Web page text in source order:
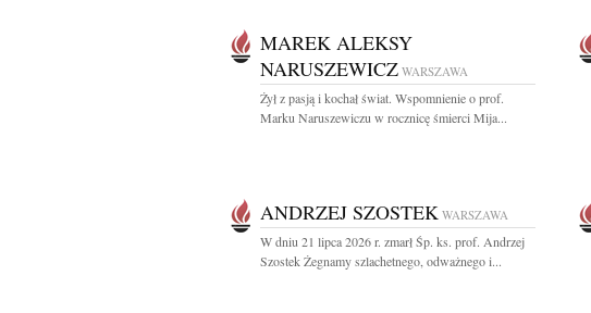
MAREK ALEKSY
NARUSZEWICZ WARSZAWA
Żył z pasją i kochał świat. Wspomnienie o prof.
Marku Naruszewiczu w rocznicę śmierci Mija...
ANDRZEJ SZOSTEK WARSZAWA
W dniu 21 lipca 2026 r. zmarł Śp. ks. prof. Andrzej
Szostek Żegnamy szlachetnego, odważnego i...